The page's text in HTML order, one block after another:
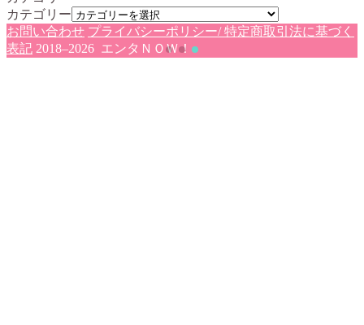
カテゴリー
お問い合わせ プライバシーポリシー/ 特定商取引法に基づく
表記 2018–2026 エンタＮＯＷ！